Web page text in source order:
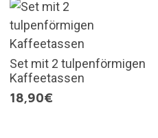
Set mit 2 tulpenförmigen
Kaffeetassen
18,90€